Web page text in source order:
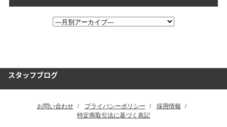
スタッフブログ
お問い合わせ プライバシーポリシー
採用情報
特定商取引法に基づく表記